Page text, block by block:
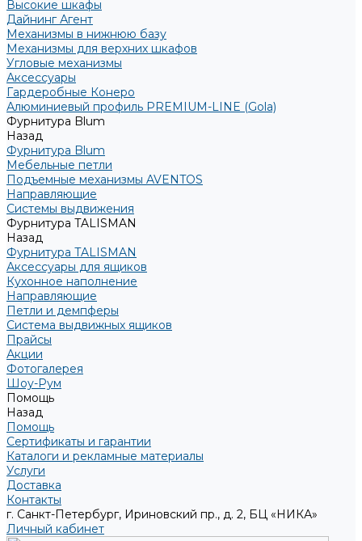
Высокие шкафы
Дайнинг Агент
Механизмы в нижнюю базу
Механизмы для верхних шкафов
Угловые механизмы
Аксессуары
Гардеробные Конеро
Алюминиевый профиль PREMIUM-LINE (Gola)
Фурнитура Blum
Назад
Фурнитура Blum
Мебельные петли
Подъемные механизмы AVENTOS
Направляющие
Системы выдвижения
Фурнитура TALISMAN
Назад
Фурнитура TALISMAN
Аксессуары для ящиков
Кухонное наполнение
Направляющие
Петли и демпферы
Система выдвижных ящиков
Прайсы
Акции
Фотогалерея
Шоу-Рум
Помощь
Назад
Помощь
Сертификаты и гарантии
Каталоги и рекламные материалы
Услуги
Доставка
Контакты
г. Санкт-Петербург, Ириновский пр., д. 2, БЦ «НИКА»
Личный кабинет